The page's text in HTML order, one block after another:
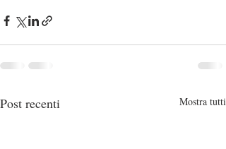
Post recenti Mostra tutti